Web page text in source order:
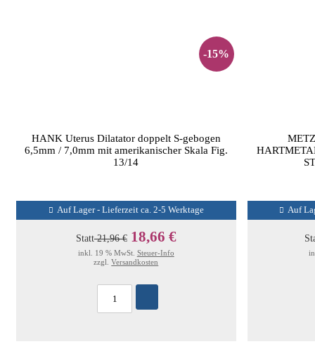
-15%
HANK Uterus Dilatator doppelt S-gebogen
6,5mm / 7,0mm mit amerikanischer Skala Fig.
13/14
Auf Lager - Lieferzeit ca. 2-5 Werktage
Statt21,96 € 18,66 €
inkl. 19 % MwSt. Steuer-Info
zzgl.Versandkosten
Auf